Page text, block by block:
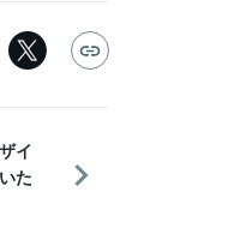
イ
た